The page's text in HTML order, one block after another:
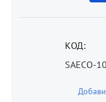
КОД:
SAECO-